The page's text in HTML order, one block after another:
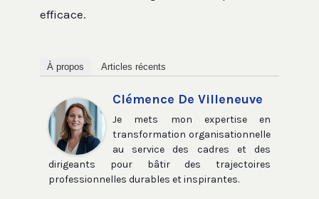
efficace.
À propos Articles récents
Clémence De Villeneuve
Je mets mon expertise en
transformation organisationnelle
au service des cadres et des
dirigeants pour bâtir des trajectoires
professionnelles durables et inspirantes.